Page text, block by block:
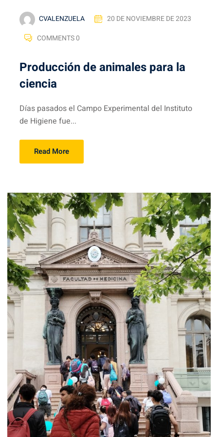
CVALENZUELA
20 DE NOVIEMBRE DE 2023
COMMENTS 0
Producción de animales para la
ciencia
Días pasados el Campo Experimental del Instituto
de Higiene fue...
Read More